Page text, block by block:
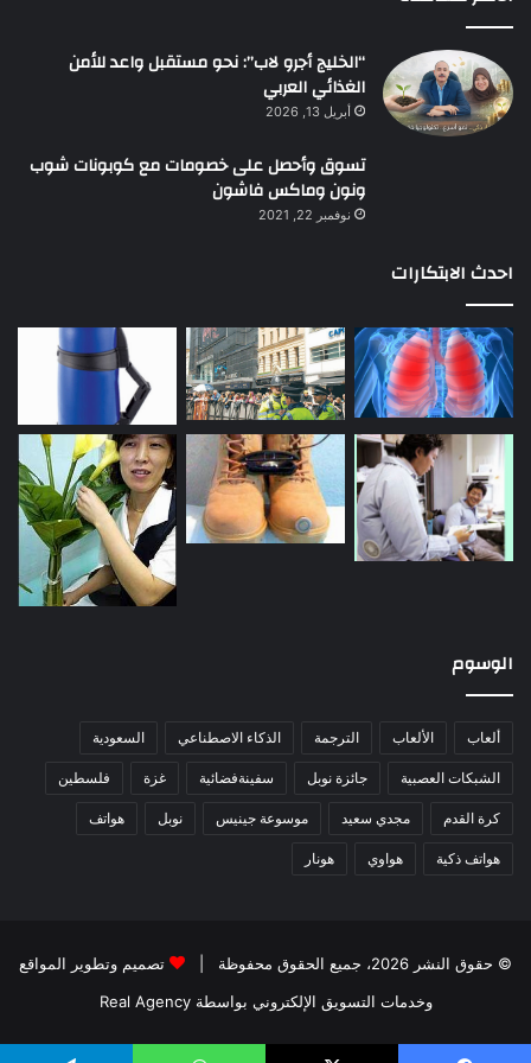
“الخليج أجرو لاب”: نحو مستقبل واعد للأمن
الغذائي العربي
أبريل 13, 2026
تسوق وأحصل على خصومات مع كوبونات شوب
ونون وماكس فاشون
نوفمبر 22, 2021
احدث الابتكارات
الوسوم
ألعاب الألعاب الترجمة الذكاء الاصطناعي السعودية
الشبكات العصبية جائزة نوبل سفينةفضائية غزة فلسطين
كرة القدم مجدي سعيد موسوعة جينيس نوبل هواتف
هواتف ذكية هواوي هونار
© حقوق النشر 2026، جميع الحقوق محفوظة |
تصميم وتطوير المواقع
وخدمات التسويق الإلكتروني بواسطة Real Agency